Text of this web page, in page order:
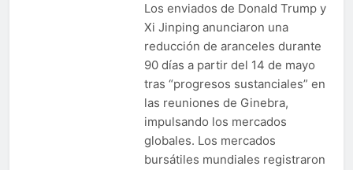
Los enviados de Donald Trump y
Xi Jinping anunciaron una
reducción de aranceles durante
90 días a partir del 14 de mayo
tras “progresos sustanciales” en
las reuniones de Ginebra,
impulsando los mercados
globales. Los mercados
bursátiles mundiales registraron